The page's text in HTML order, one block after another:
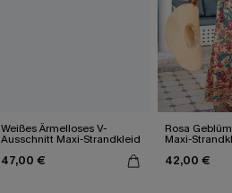
Weißes Ärmelloses V-
Ausschnitt Maxi-Strandkleid
47,00 €
Rosa
Maxi-
42,00 €